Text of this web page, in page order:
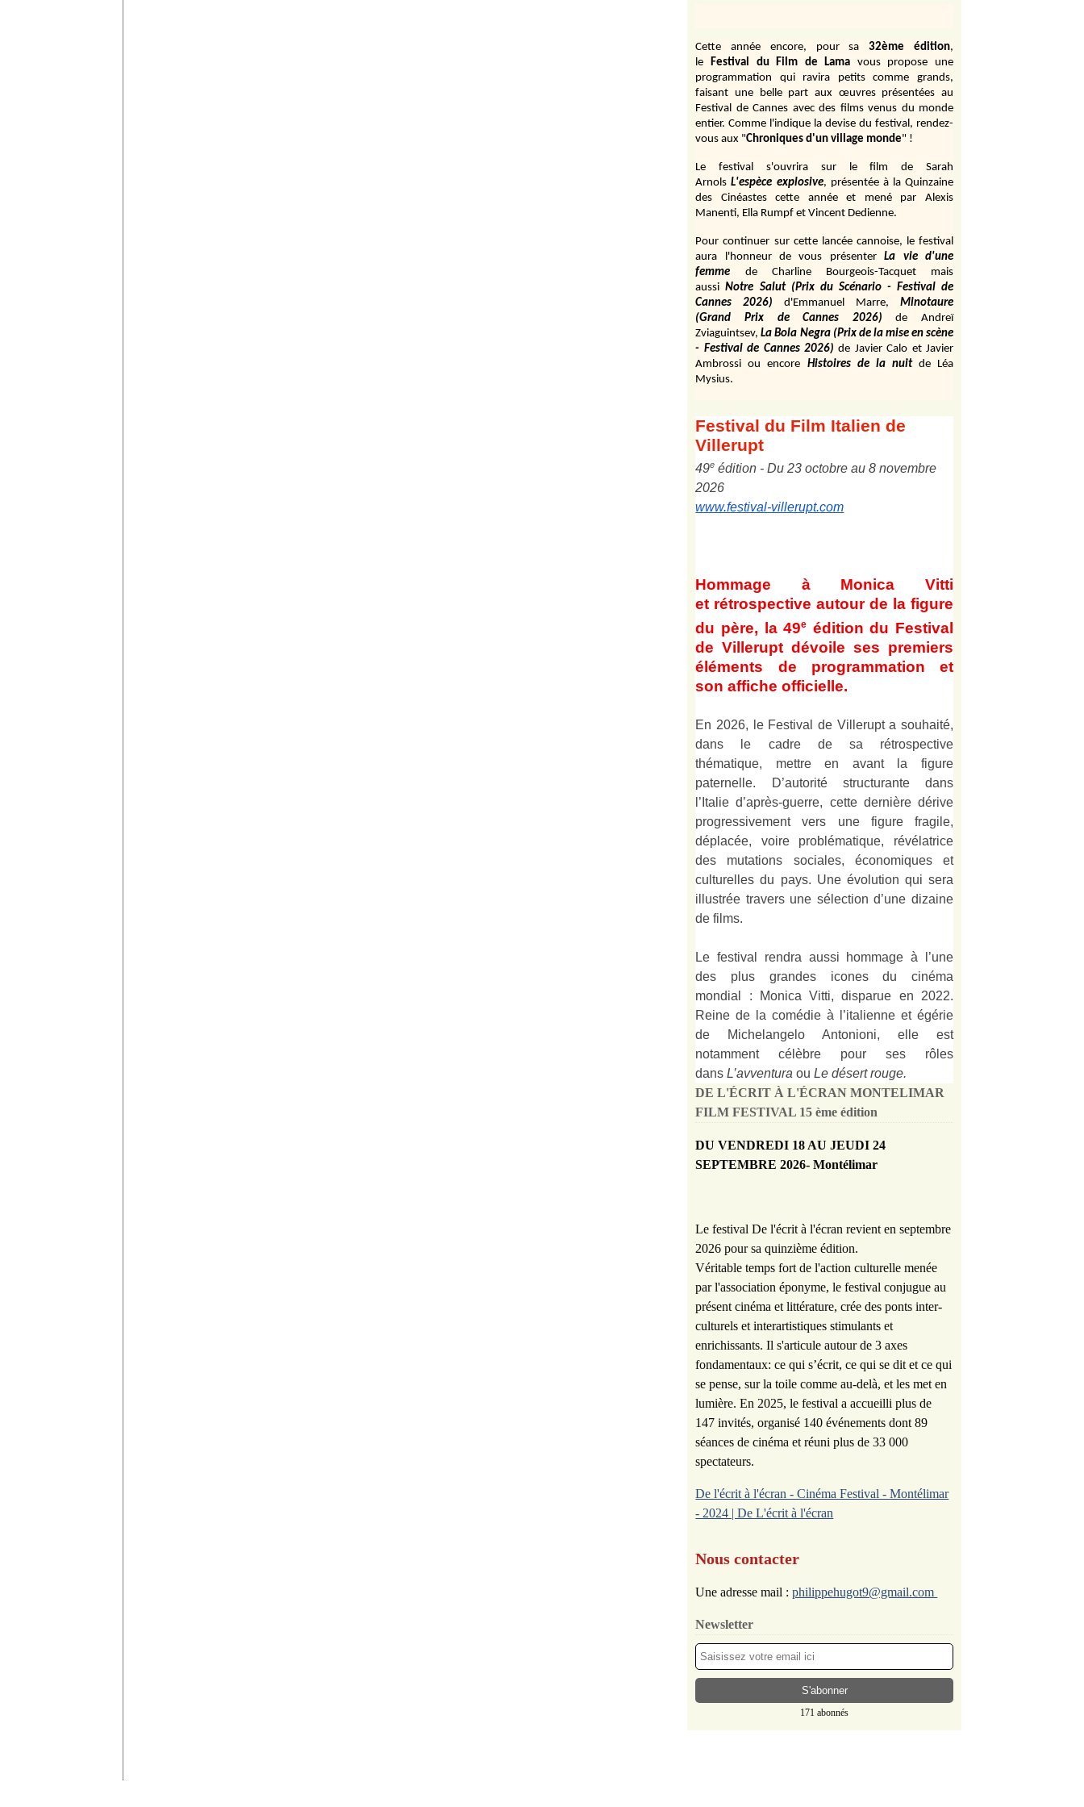
Cette année encore, pour sa 32ème édition,
le Festival du Film de Lama vous propose une
programmation qui ravira petits comme grands,
faisant une belle part aux œuvres présentées au
Festival de Cannes avec des films venus du monde
entier. Comme l'indique la devise du festival, rendez-
vous aux "Chroniques d'un village monde" !
Le festival s'ouvrira sur le film de Sarah
Arnols L'espèce explosive, présentée à la Quinzaine
des Cinéastes cette année et mené par Alexis
Manenti, Ella Rumpf et Vincent Dedienne.
Pour continuer sur cette lancée cannoise, le festival
aura l'honneur de vous présenter
La vie d'une
femme
de Charline Bourgeois-Tacquet
mais
aussi Notre Salut (Prix du Scénario - Festival de
Cannes 2026)
d'Emmanuel Marre,
Minotaure
(Grand Prix de Cannes 2026)
de Andreï
Zviaguintsev,La Bola Negra (Prix de la mise en scène
- Festival de Cannes 2026) de Javier Calo et Javier
Ambrossi ou encore Histoires de la nuit de Léa
Mysius.
Festival du Film Italien de
Villerupt
49e édition - Du 23 octobre au 8 novembre
2026
www.festival-villerupt.com
Hommage à Monica Vitti
et rétrospective autour de la figure
du père, la 49e édition du Festival
de Villerupt dévoile ses premiers
éléments de programmation et
son affiche officielle.
En 2026, le Festival de Villerupt a souhaité,
dans le cadre de sa rétrospective
thématique, mettre en avant la figure
paternelle. D’autorité structurante dans
l’Italie d’après-guerre, cette dernière dérive
progressivement vers une figure fragile,
déplacée, voire problématique, révélatrice
des mutations sociales, économiques et
culturelles du pays. Une évolution qui sera
illustrée travers une sélection d’une dizaine
de films.
Le festival rendra aussi hommage à l’une
des plus grandes icones du cinéma
mondial : Monica Vitti, disparue en 2022.
Reine de la comédie à l’italienne et égérie
de Michelangelo Antonioni, elle est
notamment célèbre pour ses rôles
dans L’avventura ou Le désert rouge.
DE L'ÉCRIT À L'ÉCRAN MONTELIMAR
FILM FESTIVAL 15 ème édition
DU VENDREDI 18 AU JEUDI 24
SEPTEMBRE 2026- Montélimar
Le festival De l'écrit à l'écran revient en septembre
2026 pour sa quinzième édition.
Véritable temps fort de l'action culturelle menée
par l'association éponyme, le festival conjugue au
présent cinéma et littérature, crée des ponts inter-
culturels et interartistiques stimulants et
enrichissants. Il s'articule autour de 3 axes
fondamentaux: ce qui s’écrit, ce qui se dit et ce qui
se pense, sur la toile comme au-delà, et les met en
lumière. En 2025, le festival a accueilli plus de
147 invités, organisé 140 événements dont 89
séances de cinéma et réuni plus de 33 000
spectateurs.
De l'écrit à l'écran - Cinéma Festival - Montélimar
- 2024 | De L'écrit à l'écran
Nous contacter
Une adresse mail :philippehugot9@gmail.com
Newsletter
171 abonnés